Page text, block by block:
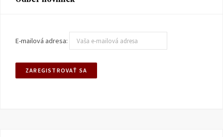
E-mailová adresa: